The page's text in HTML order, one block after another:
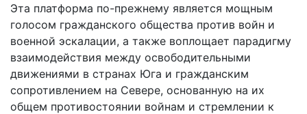
Эта платформа по-прежнему является мощным
голосом гражданского общества против войн и
военной эскалации, а также воплощает парадигму
взаимодействия между освободительными
движениями в странах Юга и гражданским
сопротивлением на Севере, основанную на их
общем противостоянии войнам и стремлении к